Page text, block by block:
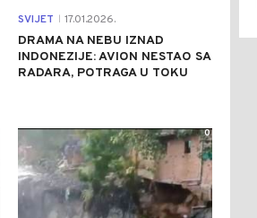
SVIJET 17.01.2026.
DRAMA NA NEBU IZNAD
INDONEZIJE: AVION NESTAO SA
RADARA, POTRAGA U TOKU
0